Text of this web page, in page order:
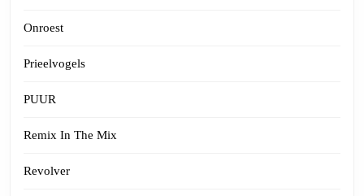
Onroest
Prieelvogels
PUUR
Remix In The Mix
Revolver